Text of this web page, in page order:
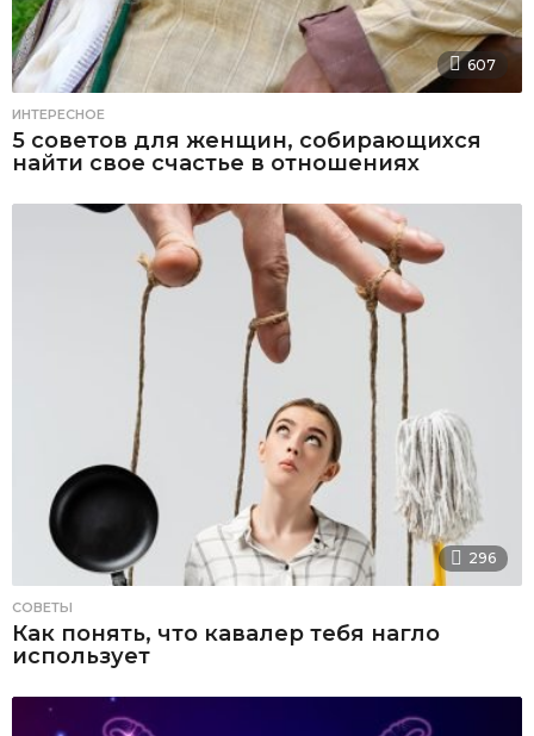
607
ИНТЕРЕСНОЕ
5 советов для женщин, собирающихся
найти свое счастье в отношениях
296
СОВЕТЫ
Как понять, что кавалер тебя нагло
использует